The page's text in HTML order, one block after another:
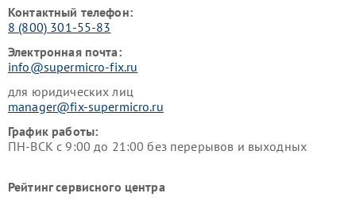
Контактный телефон:
8 (800) 301-55-83
Электронная почта:
info@supermicro-fix.ru
для юридических лиц
manager@fix-supermicro.ru
График работы:
ПН-ВСК с 9:00 до 21:00 без перерывов и выходных
Рейтинг сервисного центра